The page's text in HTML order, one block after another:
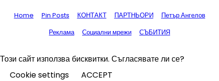
Home Pin Posts КОНТАКТ ПАРТНЬОРИ
Петър Ангелов
Реклама
Социални мрежи СЪБИТИЯ
Този сайт използва бисквитки. Съгласявате ли се?
Cookie settings
ACCEPT